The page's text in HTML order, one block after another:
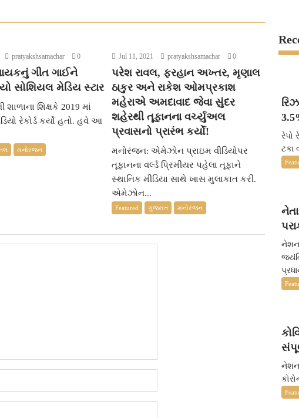
pratyakshsamachar 0
ગીત ગાઈને
સોશિયલ મેડિય સ્ટાર
શાળાના શિક્ષકે 2019 માં
રેકોર્ડ કર્યો હતો. હવે આ
મનોરંજન
Jul 11, 2021 pratyakshsamachar 0
પરેશ રાવલ, ફરહાન અખ્તર, મૃણાલ
ઠાકુર અને રાકેશ ઓમપ્રકાશ
મહેરાએ અમદાવાદ જેવા સુંદર
શહેરથી તૂફાનના વર્ચ્યુઅલ
પ્રવાસનો પ્રારંભ કર્યો!
મનોરંજન: એમેઝોન પ્રાઇમ વીડિયોપર
તૂફાનના વર્લ્ડ પ્રિમીયર પહેલા તૂફાને
સ્થાનિક મીડિયા સાથે ખાસ મુલાકાત કરી.
એમેઝોન...
Featured ગુજરાત મનોરંજન
રેપો
ટકા